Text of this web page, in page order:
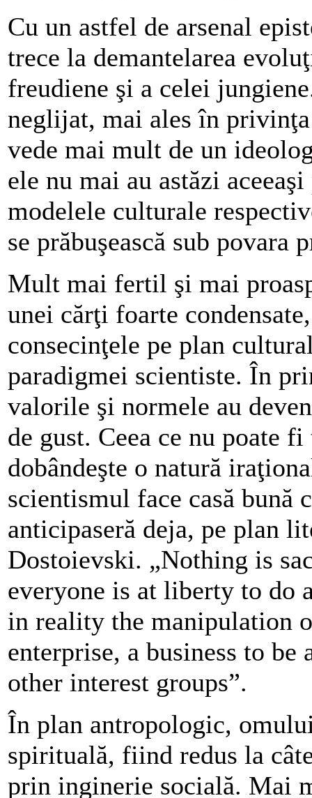
Cu un astfel de arsenal
trece la demantelarea
freudiene şi a celei
neglijat, mai ales în
vede mai mult de un
ele nu mai au astăzi
modelele culturale
se prăbuşească sub povara
Mult mai fertil şi mai
unei cărţi foarte
consecinţele pe plan
paradigmei scientiste. În
valorile şi normele au
de gust. Ceea ce nu poate
dobândeşte o natură
scientismul face casă
anticipaseră deja, pe plan
Dostoievski. „Nothing is
everyone is at liberty to do
in reality the manipulation
enterprise, a business to be
other interest groups”.
În plan antropologic,
spirituală, fiind redus la
prin inginerie socială. Mai